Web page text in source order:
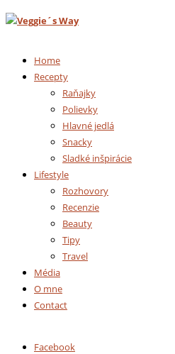
Home
Recepty
Raňajky
Polievky
Hlavné jedlá
Snacky
Sladké inšpirácie
Lifestyle
Rozhovory
Recenzie
Beauty
Tipy
Travel
Média
O mne
Contact
Facebook